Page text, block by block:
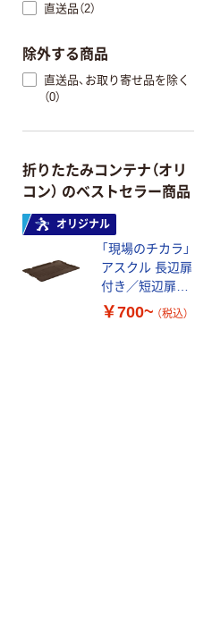
直送品（2）
除外する商品
直送品、お取り寄せ品を除く
（0）
折りたたみコンテナ（オリ
コン） のベストセラー商品
オリジナル
「現場のチカラ」
アスクル 長辺扉
付き／短辺扉付
き 折りたたみコ
ンテナ用フタ
￥700~ （税込）